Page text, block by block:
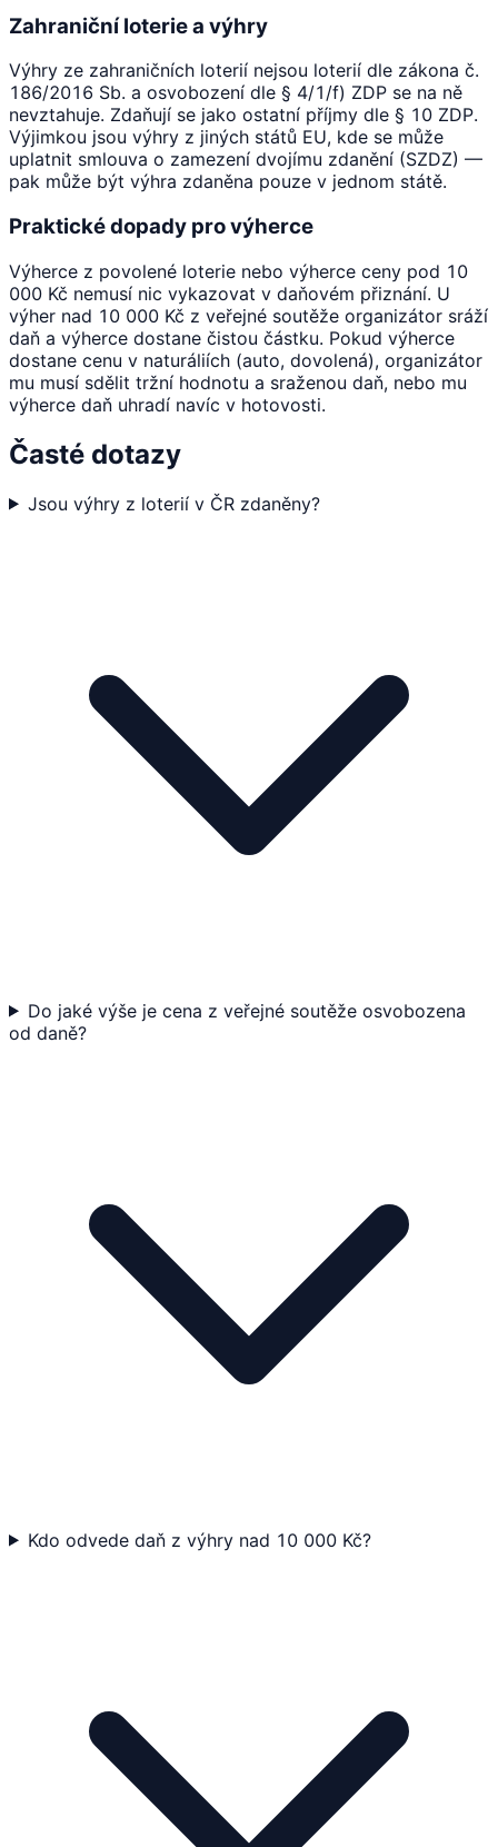
Zahraniční loterie a výhry
Výhry ze zahraničních loterií nejsou loterií dle zákona č.
186/2016 Sb. a osvobození dle § 4/1/f) ZDP se na ně
nevztahuje. Zdaňují se jako ostatní příjmy dle § 10 ZDP.
Výjimkou jsou výhry z jiných států EU, kde se může
uplatnit smlouva o zamezení dvojímu zdanění (SZDZ) —
pak může být výhra zdaněna pouze v jednom státě.
Praktické dopady pro výherce
Výherce z povolené loterie nebo výherce ceny pod 10
000 Kč nemusí nic vykazovat v daňovém přiznání. U
výher nad 10 000 Kč z veřejné soutěže organizátor sráží
daň a výherce dostane čistou částku. Pokud výherce
dostane cenu v naturáliích (auto, dovolená), organizátor
mu musí sdělit tržní hodnotu a sraženou daň, nebo mu
výherce daň uhradí navíc v hotovosti.
Časté dotazy
Jsou výhry z loterií v ČR zdaněny?
Do jaké výše je cena z veřejné soutěže osvobozena
od daně?
Kdo odvede daň z výhry nad 10 000 Kč?